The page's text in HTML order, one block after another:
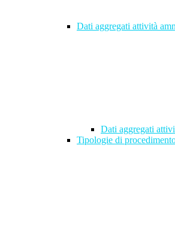
Dati aggregati attività
Dati aggregati
Tipologie di